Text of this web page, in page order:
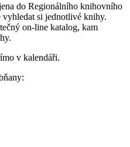
do Regionálního knihovního
vyhledat si jednotlivé knihy.
on-line katalog, kam
v kalendáři.